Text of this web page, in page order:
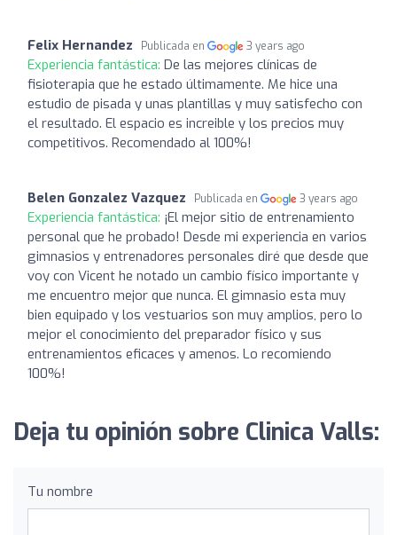
Felix Hernandez Publicada en 3 years ago
Experiencia fantástica: De las mejores clínicas de
fisioterapia que he estado últimamente. Me hice una
estudio de pisada y unas plantillas y muy satisfecho con
el resultado. El espacio es increible y los precios muy
competitivos. Recomendado al 100%!
Belen Gonzalez Vazquez Publicada en 3 years ago
Experiencia fantástica: ¡El mejor sitio de entrenamiento
personal que he probado! Desde mi experiencia en varios
gimnasios y entrenadores personales diré que desde que
voy con Vicent he notado un cambio físico importante y
me encuentro mejor que nunca. El gimnasio esta muy
bien equipado y los vestuarios son muy amplios, pero lo
mejor el conocimiento del preparador físico y sus
entrenamientos eficaces y amenos. Lo recomiendo
100%!
Deja tu opinión sobre Clinica Valls:
Tu nombre